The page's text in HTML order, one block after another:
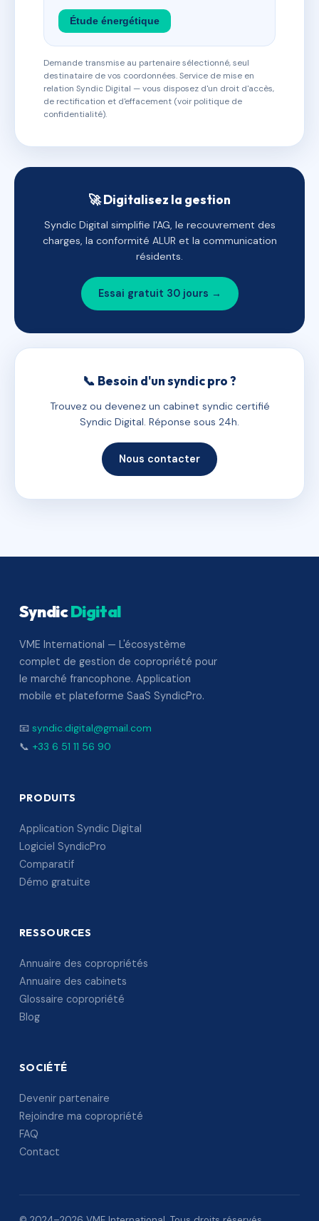
Étude énergétique
Demande transmise au partenaire sélectionné, seul
destinataire de vos coordonnées. Service de mise en
relation Syndic Digital — vous disposez d'un droit d'accès,
de rectification et d'effacement (voir politique de
confidentialité).
🚀 Digitalisez la gestion
Syndic Digital simplifie l'AG, le recouvrement des
charges, la conformité ALUR et la communication
résidents.
Essai gratuit 30 jours →
📞 Besoin d'un syndic pro ?
Trouvez ou devenez un cabinet syndic certifié
Syndic Digital. Réponse sous 24h.
Nous contacter
SyndicDigital
VME International — L'écosystème
complet de gestion de copropriété pour
le marché francophone. Application
mobile et plateforme SaaS SyndicPro.
📧 syndic.digital@gmail.com
📞 +33 6 51 11 56 90
PRODUITS
Application Syndic Digital
Logiciel SyndicPro
Comparatif
Démo gratuite
RESSOURCES
Annuaire des copropriétés
Annuaire des cabinets
Glossaire copropriété
Blog
SOCIÉTÉ
Devenir partenaire
Rejoindre ma copropriété
FAQ
Contact